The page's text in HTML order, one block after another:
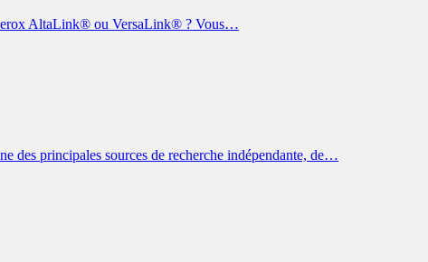
AltaLink® ou VersaLink® ? Vous…
des principales sources de recherche indépendante, de…